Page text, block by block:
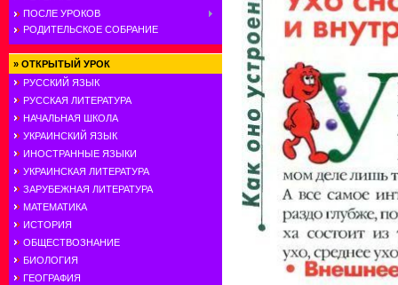
ПОСЛЕ УРОКОВ
РОДИТЕЛЬСКОЕ СОБРАНИЕ
» ОТКРЫТЫЙ УРОК
РУССКИЙ ЯЗЫК
РУССКАЯ ЛИТЕРАТУРА
НАЧАЛЬНАЯ ШКОЛА
УКРАИНСКИЙ ЯЗЫК
ИНОСТРАННЫЕ ЯЗЫКИ
УКРАИНСКАЯ ЛИТЕРАТУРА
ЗАРУБЕЖНАЯ ЛИТЕРАТУРА
МАТЕМАТИКА
ИСТОРИЯ
ОБЩЕСТВОЗНАНИЕ
БИОЛОГИЯ
ГЕОГРАФИЯ